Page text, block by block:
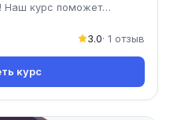
Наш курс поможет
3.0· 1 отзыв
курс